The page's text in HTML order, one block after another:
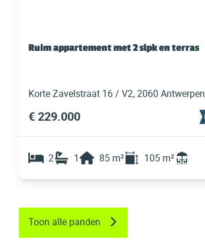
Ruim appartement met 2 slpk en terras
Korte Zavelstraat 16 / V2, 2060 Antwerpen
€ 229.000
2 1 85 m² 105 m²
Toon alle panden